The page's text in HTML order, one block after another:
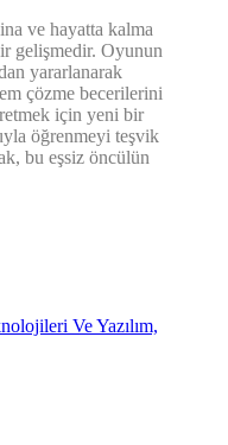
ve hayatta kalma
gelişmedir. Oyunun
yararlanarak
çözme becerilerini
için yeni bir
öğrenmeyi teşvik
bu eşsiz öncülün
Ve Yazılım,